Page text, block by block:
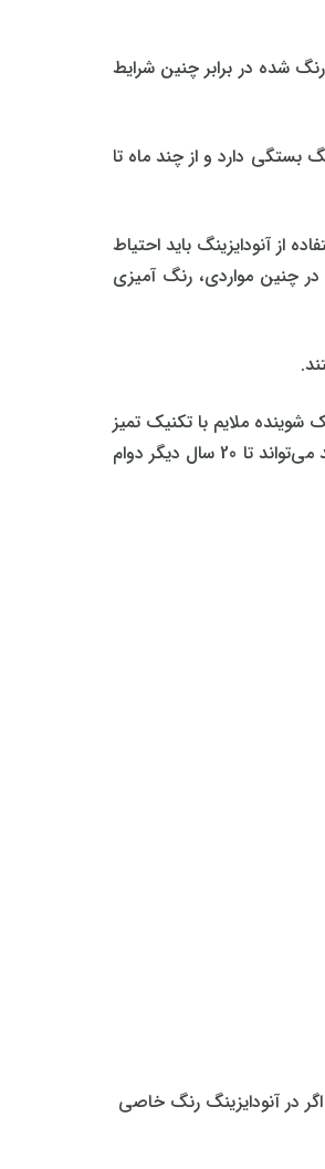
شده در برابر چنین شرایط
بستگی دارد و از چند ماه تا
از آنودایزینگ باید احتیاط
چنین مواردی، رنگ‌ آمیزی
ملایم با تکنیک تمیز
کردن سایشی پاک کرد. ادعا می‌شود که آنودایزینگ یک فرآیند تجدیدپذیر است زیرا بخشی از پوشش را می‌توان جدا کرد و یک پوشش آنودایز شده جدید می‌تواند تا 20 سال دیگر دوام
در آنودایزینگ رنگ خاصی